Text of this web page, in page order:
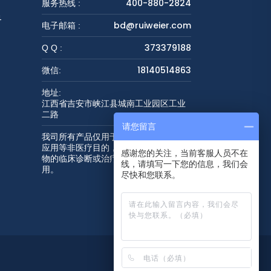
服务热线 : 400-880-2824
电子邮箱 : bd@ruiweier.com
Q Q : 373379188
微信: 18140514863
地址:
江西省吉安市峡江县城南工业园区工业
二路
我司所有产品仅用于科学研究或者工业
应用等非医疗目的，不可用于人类或动
物的临床诊断或治疗，非药用，非食
用。
请您留言
感谢您的关注，当前客服人员不在
线，请填写一下您的信息，我们会
尽快和您联系。